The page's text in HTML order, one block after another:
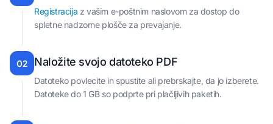
Registracija z vašim e-poštnim naslovom za dostop do
spletne nadzorne plošče za prevajanje.
02 Naložite svojo datoteko PDF
Datoteko povlecite in spustite ali prebrskajte, da jo izberete.
Datoteke do 1 GB so podprte pri plačljivih paketih.